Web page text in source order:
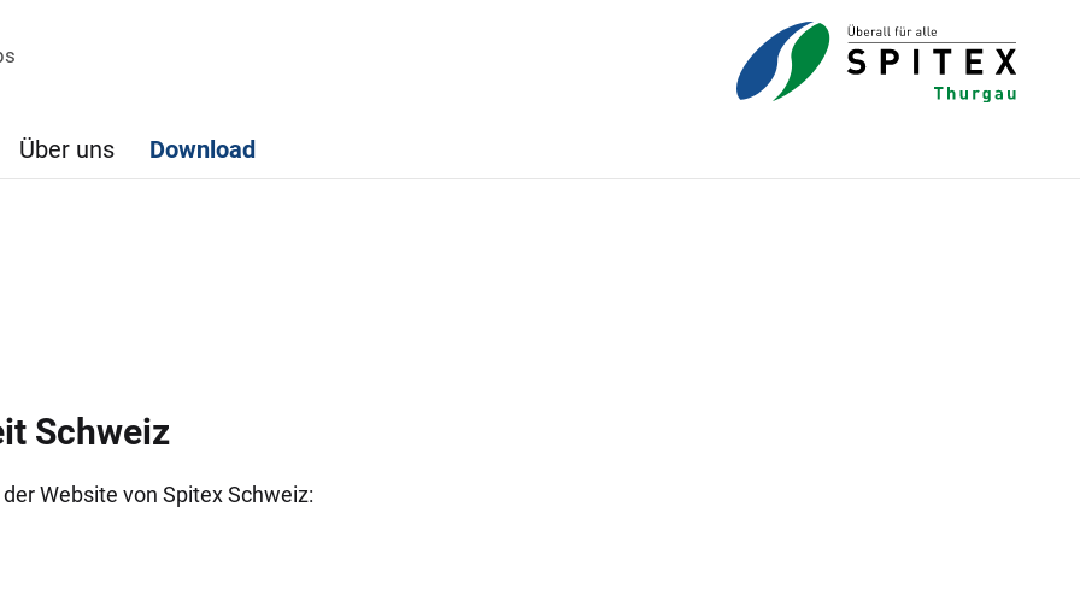
Über uns Download
Schweiz
Website von Spitex Schweiz: